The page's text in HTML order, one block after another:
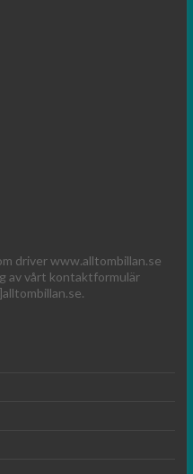
driver www.alltombillan.se
av vårt kontaktformulär